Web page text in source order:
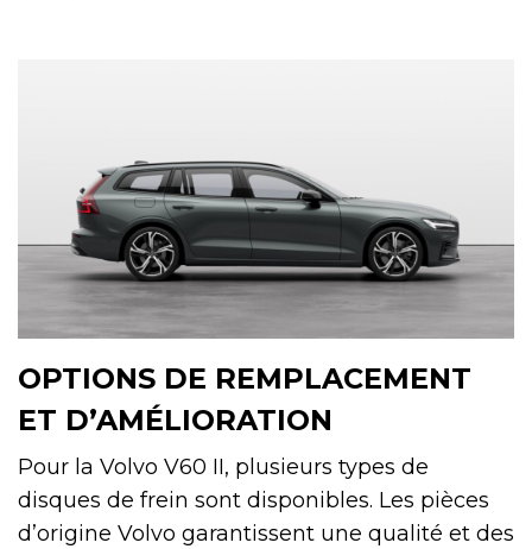
OPTIONS DE REMPLACEMENT
ET D’AMÉLIORATION
Pour la Volvo V60 II, plusieurs types de
disques de frein sont disponibles. Les pièces
d’origine Volvo garantissent une qualité et des